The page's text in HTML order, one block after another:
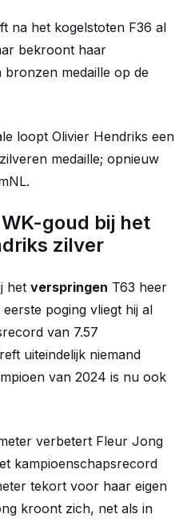
na het kogelstoten F36 al
bekroont haar
medaille op de
loopt Olivier Hendriks een
medaille; opnieuw
goud bij het
zilver
het verspringen T63 heer
poging vliegt hij al
van 7.57
uiteindelijk niemand
van 2024 is nu ook
verbetert Fleur Jong
kampioenschapsrecord
tekort voor haar eigen
kroont zich, net als in